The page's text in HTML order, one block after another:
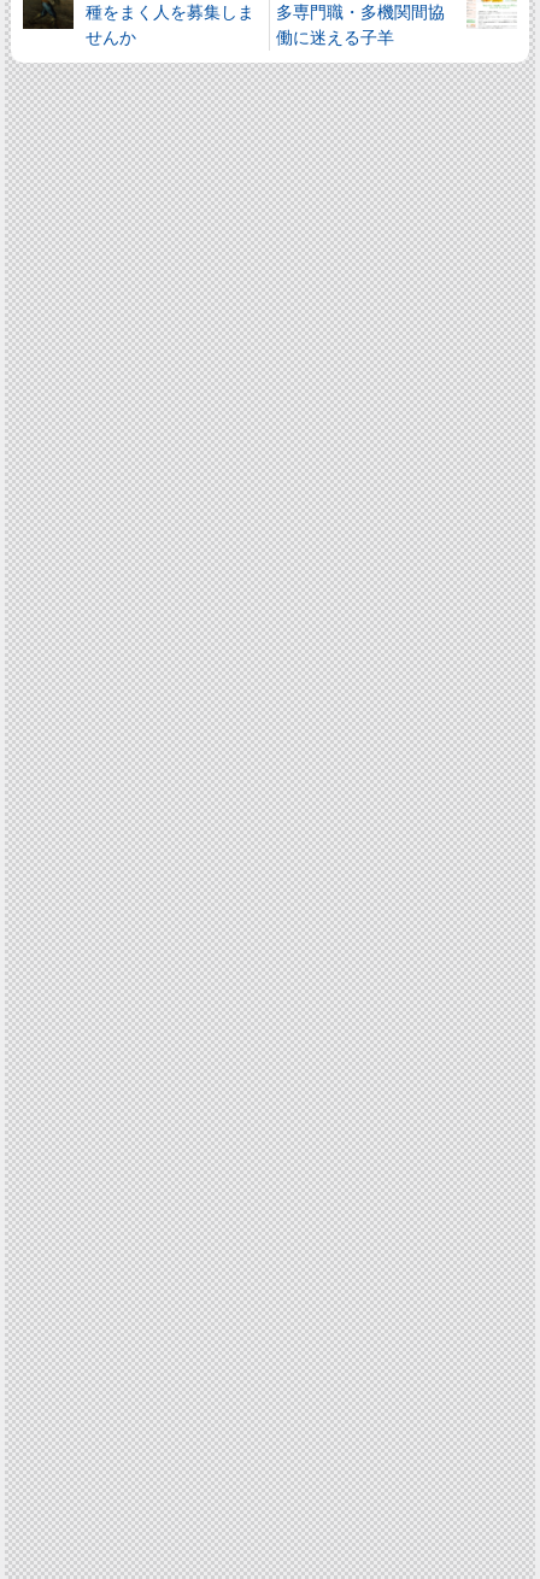
種をまく人を募集しま
せんか
多専門職・多機関間協
働に迷える子羊